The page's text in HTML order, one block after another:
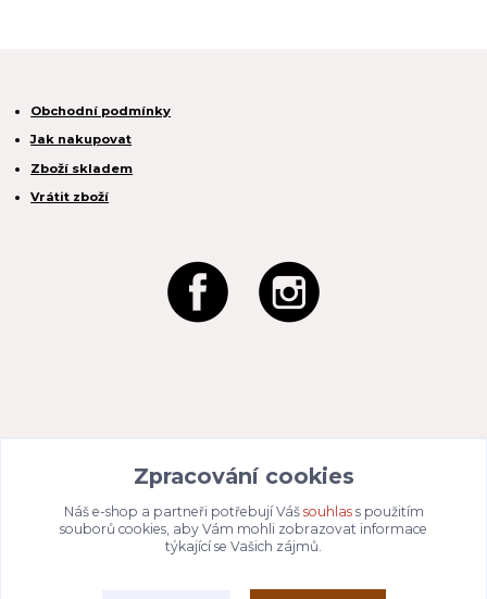
Obchodní podmínky
Jak nakupovat
Zboží skladem
Vrátit zboží
049 80 662
/ DIČ: CZ04980662
info@dizajnvbydleni.cz
940 214 829
Zpracování cookies
Náš e-shop a partneři potřebují Váš souhlass použitím
souborů cookies, aby Vám mohli zobrazovat informace
týkající se Vašich zájmů.